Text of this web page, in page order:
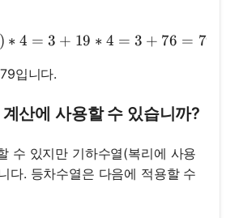
a₂₀ = 3 + (20 - 1) * 4 = 3
) ∗ 4 = 3 + 19 ∗ 4 = 3 + 76 = 79
입니다.
산에 사용할 수 있습니까?
수 있지만 기하수열(복리에 사용
다. 등차수열은 다음에 적용할 수